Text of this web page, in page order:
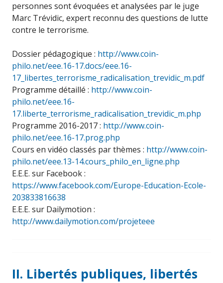
personnes sont évoquées et analysées par le juge
Marc Trévidic, expert reconnu des questions de lutte
contre le terrorisme.
Dossier pédagogique : http://www.coin-
philo.net/eee.16-17.docs/eee.16-
17_libertes_terrorisme_radicalisation_trevidic_m.pdf
Programme détaillé : http://www.coin-
philo.net/eee.16-
17.liberte_terrorisme_radicalisation_trevidic_m.php
Programme 2016-2017 : http://www.coin-
philo.net/eee.16-17.prog.php
Cours en vidéo classés par thèmes : http://www.coin-
philo.net/eee.13-14.cours_philo_en_ligne.php
E.E.E. sur Facebook :
https://www.facebook.com/Europe-Education-Ecole-
203833816638
E.E.E. sur Dailymotion :
http://www.dailymotion.com/projeteee
II. Libertés publiques, libertés